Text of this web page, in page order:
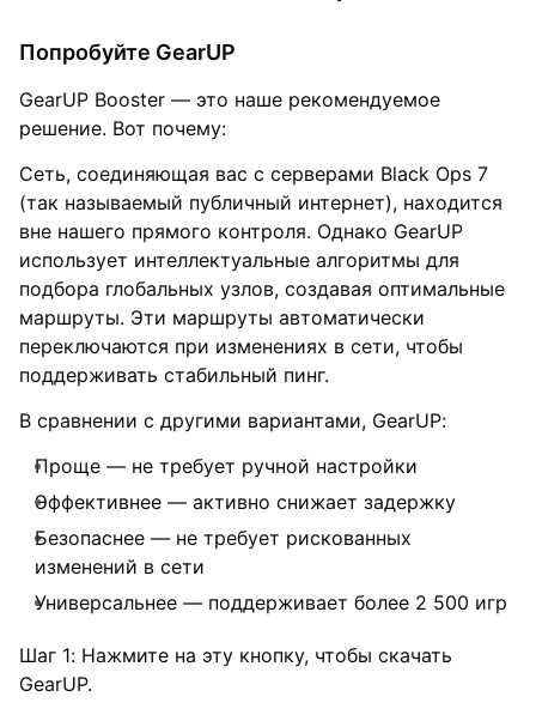
Попробуйте GearUP
GearUP Booster — это наше рекомендуемое
решение. Вот почему:
Сеть, соединяющая вас с серверами Black Ops 7
(так называемый публичный интернет), находится
вне нашего прямого контроля. Однако GearUP
использует интеллектуальные алгоритмы для
подбора глобальных узлов, создавая оптимальные
маршруты. Эти маршруты автоматически
переключаются при изменениях в сети, чтобы
поддерживать стабильный пинг.
В сравнении с другими вариантами, GearUP:
Проще — не требует ручной настройки
Эффективнее — активно снижает задержку
Безопаснее — не требует рискованных
изменений в сети
Универсальнее — поддерживает более 2 500 игр
Шаг 1: Нажмите на эту кнопку, чтобы скачать
GearUP.